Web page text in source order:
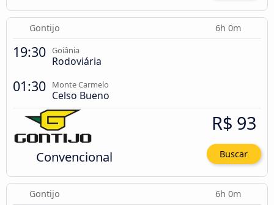
Gontijo 6h 0m
19:30 Goiânia
Rodoviária
01:30 Monte Carmelo
Celso Bueno
Convencional
R$ 93
Buscar
Gontijo 6h 0m